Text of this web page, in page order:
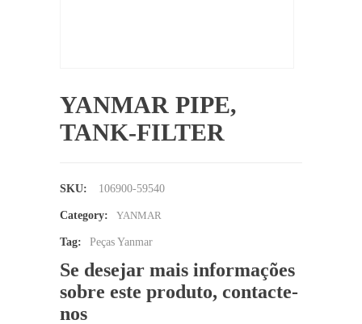
YANMAR PIPE,
TANK-FILTER
SKU: 106900-59540
Category: YANMAR
Tag: Peças Yanmar
Se desejar mais informações
sobre este produto, contacte-
nos